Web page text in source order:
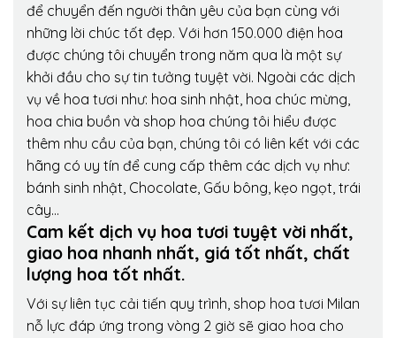
để chuyển đến người thân yêu của bạn cùng với
những lời chúc tốt đẹp. Với hơn 150.000 điện hoa
được chúng tôi chuyển trong năm qua là một sự
khởi đầu cho sự tin tưởng tuyệt vời. Ngoài các dịch
vụ về hoa tươi như: hoa sinh nhật, hoa chúc mừng,
hoa chia buồn và shop hoa chúng tôi hiểu được
thêm nhu cầu của bạn, chúng tôi có liên kết với các
hãng có uy tín để cung cấp thêm các dịch vụ như:
bánh sinh nhật, Chocolate, Gấu bông, kẹo ngọt, trái
cây…
Cam kết dịch vụ hoa tươi tuyệt vời nhất,
giao hoa nhanh nhất, giá tốt nhất, chất
lượng hoa tốt nhất.
Với sự liên tục cải tiến quy trình, shop hoa tươi Milan
nỗ lực đáp ứng trong vòng 2 giờ sẽ giao hoa cho